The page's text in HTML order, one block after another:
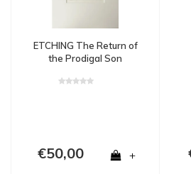
ETCHING The Return of
the Prodigal Son
€50,00 +